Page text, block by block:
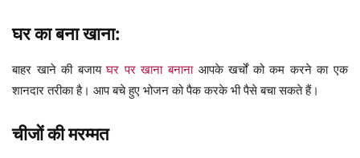
घर का बना खाना:
बाहर खाने की बजायघर पर खाना बनानाआपके खर्चों को कम करने का एक
शानदार तरीका है। आप बचे हुए भोजन को पैक करके भी पैसे बचा सकते हैं।
चीजों की मरम्मत